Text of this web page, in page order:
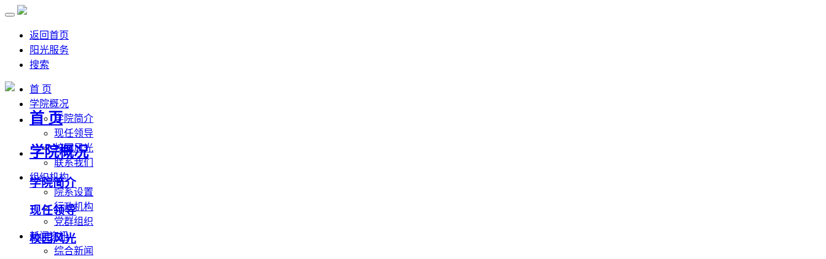
返回首页
阳光服务
搜索
首 页
学院概况
学院简介
现任领导
校园风光
联系我们
组织机构
院系设置
行政机构
党群组织
新闻资讯
综合新闻
首 页
学院概况
学院简介
现任领导
校园风光